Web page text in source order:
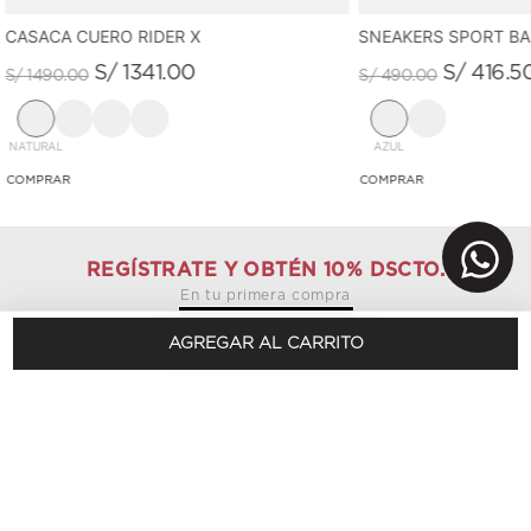
AGREGAR AL CARRITO
CASACA CUERO RIDER X
S/ 1490.00 S/ 1341.00
NATURAL
SNEAKERS SPORT
S/ 490.00 S/ 416.
AZUL
REGÍSTRATE Y OBTÉN 10% DSCTO.
En tu primera compra